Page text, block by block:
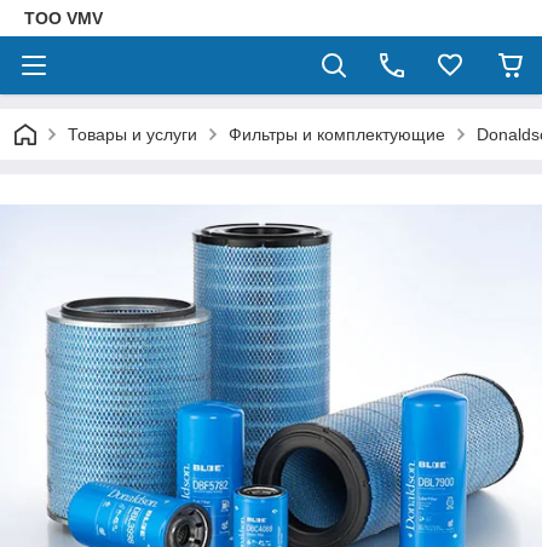
ТОО VMV
Товары и услуги Фильтры и комплектующие